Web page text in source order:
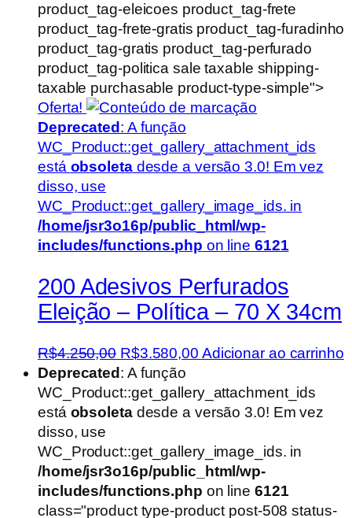
product_tag-eleicoes product_tag-frete
product_tag-frete-gratis product_tag-furadinho
product_tag-gratis product_tag-perfurado
product_tag-politica sale taxable shipping-
taxable purchasable product-type-simple">
Oferta!
Deprecated : A função
WC_Product::get_gallery_attachment_ids
está obsoletadesde a versão 3.0! Em vez
disso, use
WC_Product::get_gallery_image_ids. in
/home/jsr3o16p/public_html/wp-
includes/functions.php on line 6121
200 Adesivos Perfurados
Eleição – Política – 70 X 34cm
R$4.250,00 O
preço
original
era:
R$3.580,00O
atual
é:
Adicionar ao carrinho
Deprecated: A função
WC_Product::get_gallery_attachment_ids
está obsoletadesde a versão 3.0! Em vez
disso, use
WC_Product::get_gallery_image_ids. in
/home/jsr3o16p/public_html/wp-
includes/functions.php on line 6121
class="product type-product post-508 status-